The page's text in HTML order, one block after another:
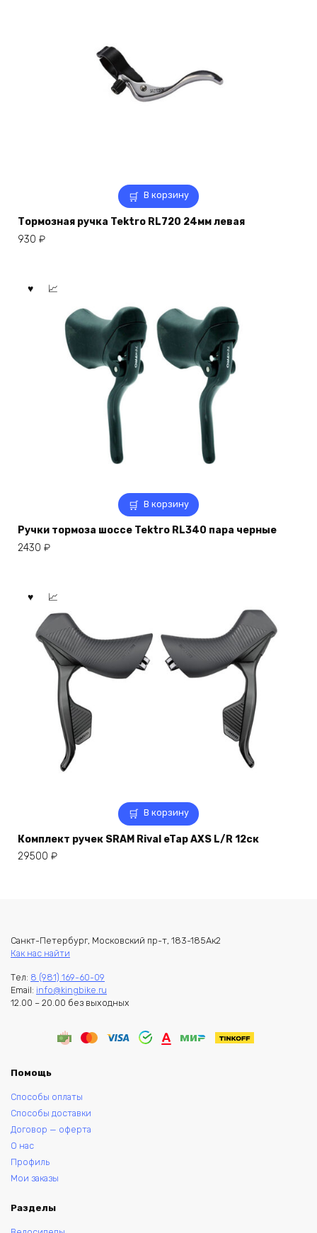
В корзину
Тормозная ручка Tektro RL720 24мм левая
930 ₽
В корзину
Ручки тормоза шоссе Tektro RL340 пара черные
2430 ₽
В корзину
Комплект ручек SRAM Rival eTap AXS L/R 12ск
29500 ₽
Санкт-Петербург, Московский пр-т, 183-185Ак2
Как нас найти
Тел: 8 (981) 169-60-09
Email: info@kingbike.ru
12.00 – 20.00 без выходных
Помощь
Способы оплаты
Способы доставки
Договор — оферта
О нас
Профиль
Мои заказы
Разделы